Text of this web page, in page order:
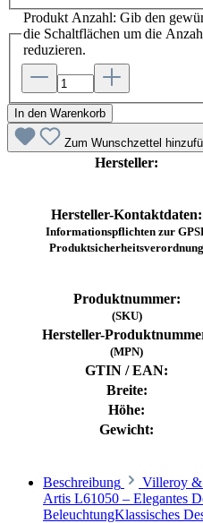
Produkt Anzahl: Gib den
die Schaltflächen um die
reduzieren.
In den Warenkorb
Zum Wunschzettel
Hersteller:
Hersteller-Kontaktdaten:
Informationspflichten zur
Produktsicherheitsverordnung
Produktnummer:
(SKU)
Hersteller-
(MPN)
GTIN / EAN:
Breite:
Höhe:
Gewicht:
Beschreibung
Villeroy &
Artis L61050 – Elegantes
BeleuchtungKlassisches